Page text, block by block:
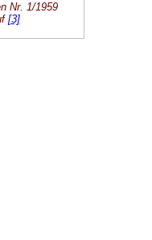
Nr. 1/1959
[3]